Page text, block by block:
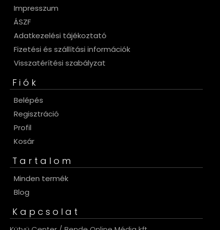
Impresszum
ÁSZF
Adatkezelési tájékoztató
Fizetési és szállítási információk
Visszatérítési szabályzat
Fiók
Belépés
Regisztráció
Profil
Kosár
Tartalom
Minden termék
Blog
Kapcsolat